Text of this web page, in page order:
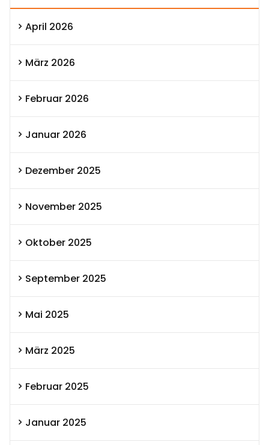
April 2026
März 2026
Februar 2026
Januar 2026
Dezember 2025
November 2025
Oktober 2025
September 2025
Mai 2025
März 2025
Februar 2025
Januar 2025